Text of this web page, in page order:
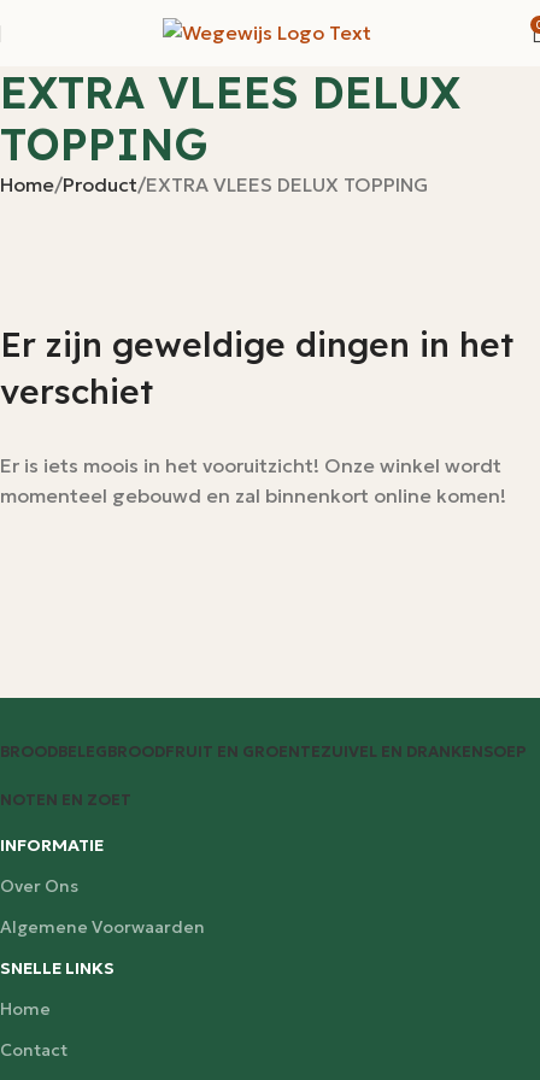
EXTRA VLEES DELUX
TOPPING
Home Product EXTRA VLEES DELUX TOPPING
Er zijn geweldige dingen in het
verschiet
Er is iets moois in het vooruitzicht! Onze winkel wordt
momenteel gebouwd en zal binnenkort online komen!
BROODBELEGBROODFRUIT EN GROENTEZUIVEL EN DRANKENSOEP
NOTEN EN ZOET
INFORMATIE
Over Ons
Algemene Voorwaarden
SNELLE LINKS
Home
Contact